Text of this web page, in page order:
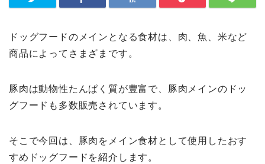
ドッグフードのメインとなる食材は、肉、魚、米など
商品によってさまざまです。
豚肉は動物性たんぱく質が豊富で、豚肉メインのドッ
グフードも多数販売されています。
そこで今回は、豚肉をメイン食材として使用したおす
すめドッグフードを紹介します。